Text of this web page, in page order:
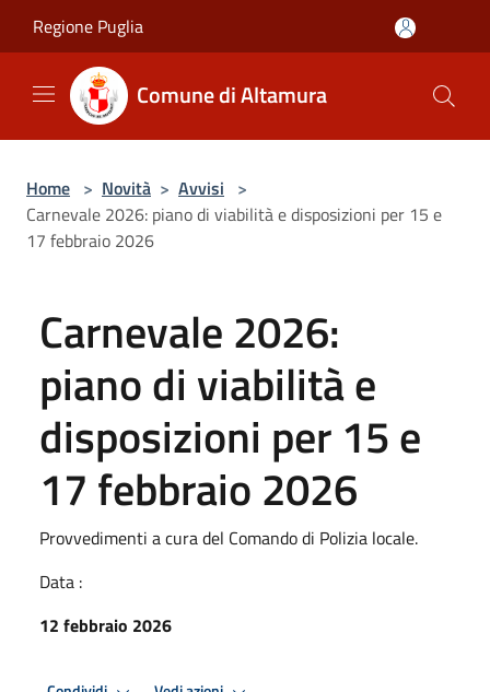
Regione Puglia
Comune di Altamura
Home > Novità > Avvisi >
Carnevale 2026: piano di viabilità e disposizioni per 15 e
17 febbraio 2026
Carnevale 2026:
piano di viabilità e
disposizioni per 15 e
17 febbraio 2026
Provvedimenti a cura del Comando di Polizia locale.
Data :
12 febbraio 2026